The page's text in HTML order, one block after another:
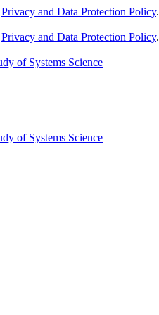
Privacy and Data Protection Policy.
Privacy and Data Protection Policy.